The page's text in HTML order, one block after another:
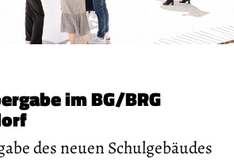
im BG/BRG
des neuen Schulgebäudes